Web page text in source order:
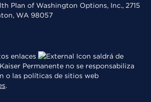
Plan of Washington Options, Inc., 2715
WA 98057
enlaces
saldrá de
Permanente no se responsabiliza
o las políticas de sitios web
.